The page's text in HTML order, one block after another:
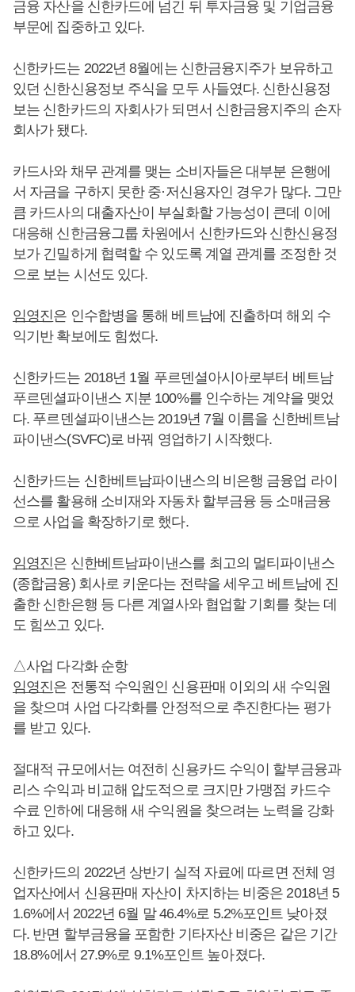
금융 자산을 신한카드에 넘긴 뒤 투자금융 및 기업금융
부문에 집중하고 있다.
신한카드는 2022년 8월에는 신한금융지주가 보유하고
있던 신한신용정보 주식을 모두 사들였다. 신한신용정
보는 신한카드의 자회사가 되면서 신한금융지주의 손자
회사가 됐다.
카드사와 채무 관계를 맺는 소비자들은 대부분 은행에
서 자금을 구하지 못한 중·저신용자인 경우가 많다. 그만
큼 카드사의 대출자산이 부실화할 가능성이 큰데 이에
대응해 신한금융그룹 차원에서 신한카드와 신한신용정
보가 긴밀하게 협력할 수 있도록 계열 관계를 조정한 것
으로 보는 시선도 있다.
임영진은 인수합병을 통해 베트남에 진출하며 해외 수
익기반 확보에도 힘썼다.
신한카드는 2018년 1월 푸르덴셜아시아로부터 베트남
푸르덴셜파이낸스 지분 100%를 인수하는 계약을 맺었
다. 푸르덴셜파이낸스는 2019년 7월 이름을 신한베트남
파이낸스(SVFC)로 바꿔 영업하기 시작했다.
신한카드는 신한베트남파이낸스의 비은행 금융업 라이
선스를 활용해 소비재와 자동차 할부금융 등 소매금융
으로 사업을 확장하기로 했다.
임영진은 신한베트남파이낸스를 최고의 멀티파이낸스
(종합금융) 회사로 키운다는 전략을 세우고 베트남에 진
출한 신한은행 등 다른 계열사와 협업할 기회를 찾는 데
도 힘쓰고 있다.
△사업 다각화 순항
임영진은 전통적 수익원인 신용판매 이외의 새 수익원
을 찾으며 사업 다각화를 안정적으로 추진한다는 평가
를 받고 있다.
절대적 규모에서는 여전히 신용카드 수익이 할부금융과
리스 수익과 비교해 압도적으로 크지만 가맹점 카드수
수료 인하에 대응해 새 수익원을 찾으려는 노력을 강화
하고 있다.
신한카드의 2022년 상반기 실적 자료에 따르면 전체 영
업자산에서 신용판매 자산이 차지하는 비중은 2018년 5
1.6%에서 2022년 6월 말 46.4%로 5.2%포인트 낮아졌
다. 반면 할부금융을 포함한 기타자산 비중은 같은 기간
18.8%에서 27.9%로 9.1%포인트 높아졌다.